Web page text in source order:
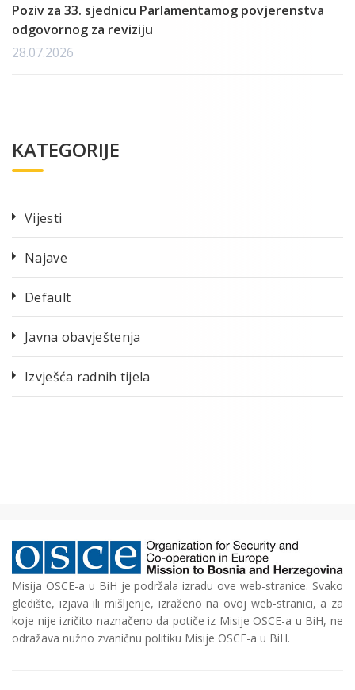
Poziv za 33. sjednicu Parlamentamog povjerenstva
odgovornog za reviziju
28.07.2026
KATEGORIJE
Vijesti
Najave
Default
Javna obavještenja
Izvješća radnih tijela
Misija OSCE-a u BiH je podržala izradu ove web-stranice. Svako
gledište, izjava ili mišljenje, izraženo na ovoj web-stranici, a za
koje nije izričito naznačeno da potiče iz Misije OSCE-a u BiH, ne
odražava nužno zvaničnu politiku Misije OSCE-a u BiH.